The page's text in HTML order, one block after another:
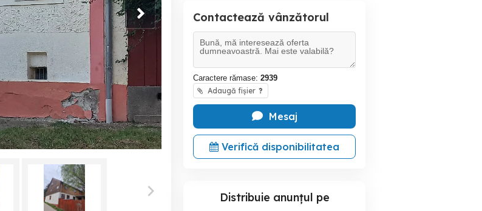
Contactează vânzătorul
Caractere rămase: 2939
Adaugă fișier ?
Mesaj
Verifică disponibilitatea
Distribuie anunțul pe